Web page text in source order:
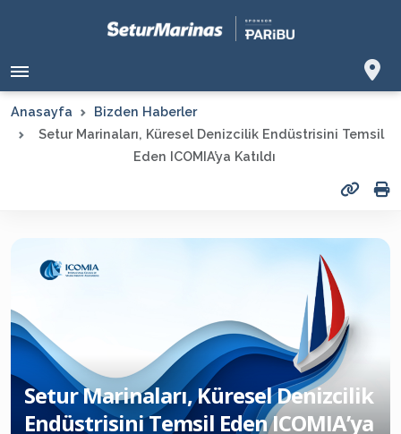
Anasayfa
Bizden Haberler
Setur Marinaları, Küresel Denizcilik Endüstrisini Temsil
Eden ICOMIA’ya Katıldı
Setur Marinaları, Küresel Denizcilik
Endüstrisini Temsil Eden ICOMIA’ya